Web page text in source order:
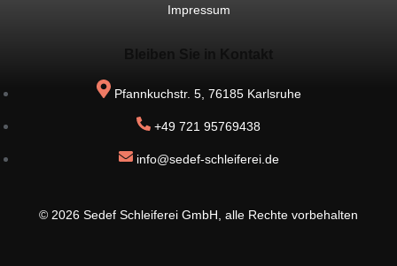
Impressum
Pfannkuchstr. 5, 76185 Karlsruhe
+49 721 95769438
info@sedef-schleiferei.de
© 2026 Sedef Schleiferei GmbH, alle Rechte vorbehalten